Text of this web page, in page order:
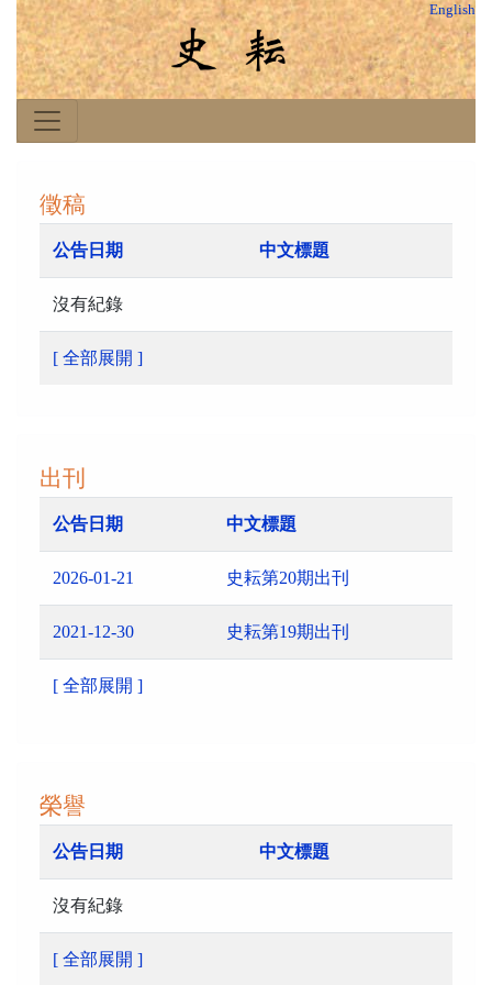
English
徵稿
公告日期 中文標題
沒有紀錄
[ 全部展開 ]
出刊
公告日期 中文標題
2026-01-21 史耘第20期出刊
2021-12-30 史耘第19期出刊
[ 全部展開 ]
榮譽
公告日期 中文標題
沒有紀錄
[ 全部展開 ]